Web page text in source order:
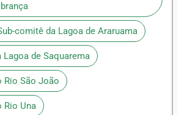
comitê da Lagoa de Araruama
Lagoa de Saquarema
Rio São João
Rio Una